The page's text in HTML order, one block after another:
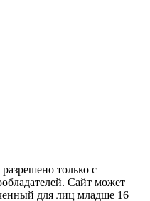
только с
Сайт может
для лиц младше 16